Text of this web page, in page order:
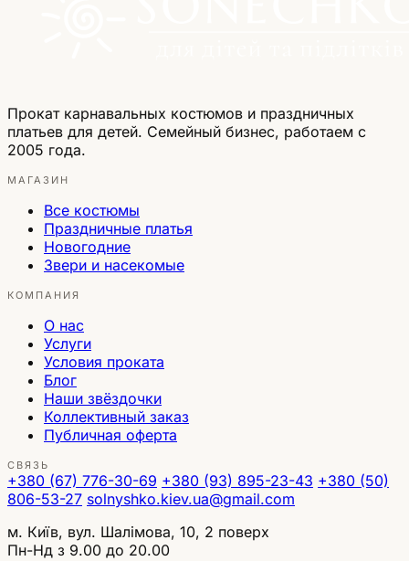
Прокат карнавальных костюмов и праздничных
платьев для детей. Семейный бизнес, работаем с
2005 года.
МАГАЗИН
Все костюмы
Праздничные платья
Новогодние
Звери и насекомые
КОМПАНИЯ
О нас
Услуги
Условия проката
Блог
Наши звёздочки
Коллективный заказ
Публичная оферта
СВЯЗЬ
+380 (67) 776-30-69 +380 (93) 895-23-43 +380 (50)
806-53-27 solnyshko.kiev.ua@gmail.com
м. Київ, вул. Шалімова, 10, 2 поверх
Пн-Нд з 9.00 до 20.00